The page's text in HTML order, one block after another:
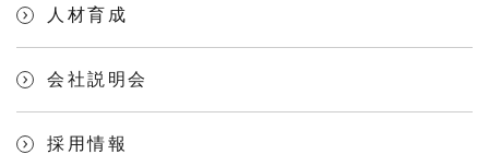
人材育成
会社説明会
採用情報